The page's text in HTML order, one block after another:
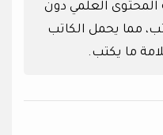
المحتوى العلمي دون
مما يحمل الكاتب
ما يكتب.